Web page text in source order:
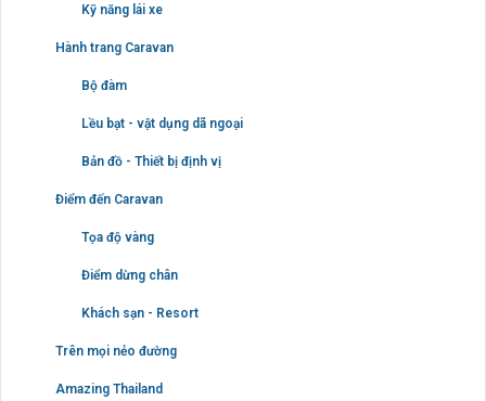
Kỹ năng lái xe
Hành trang Caravan
Bộ đàm
Lều bạt - vật dụng dã ngoại
Bản đồ - Thiết bị định vị
Điểm đến Caravan
Tọa độ vàng
Điểm dừng chân
Khách sạn - Resort
Trên mọi nẻo đường
Amazing Thailand